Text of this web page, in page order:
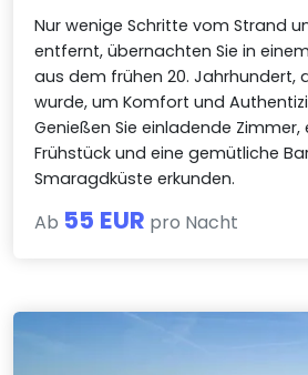
Nur wenige Schritte vom Strand
entfernt, übernachten Sie in
aus dem frühen 20. Jahrhundert,
wurde, um Komfort und
Genießen Sie einladende Zimmer,
Frühstück und eine gemütliche
Smaragdküste erkunden.
Ab 55 EUR pro Nacht